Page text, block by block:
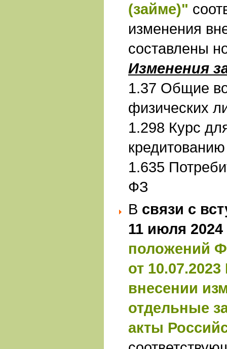
(займе)"
изменения
составлены
Изменения
1.37 Общие
физических
1.298 Курс
1.635
ФЗ
В связи с
11 июля 2024
положений
от
внесении
отдельные
акты